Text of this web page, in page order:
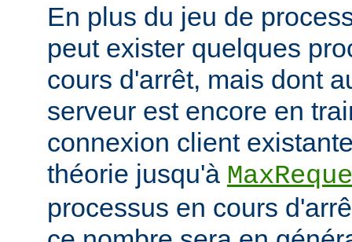
En plus du jeu de
peut exister quelques
cours d'arrêt, mais dont
serveur est encore en
connexion client
théorie jusqu'à
processus en cours